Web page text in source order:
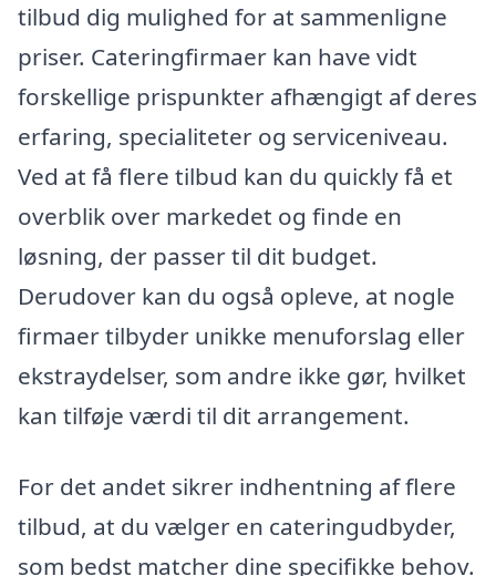
tilbud dig mulighed for at sammenligne
priser. Cateringfirmaer kan have vidt
forskellige prispunkter afhængigt af deres
erfaring, specialiteter og serviceniveau.
Ved at få flere tilbud kan du quickly få et
overblik over markedet og finde en
løsning, der passer til dit budget.
Derudover kan du også opleve, at nogle
firmaer tilbyder unikke menuforslag eller
ekstraydelser, som andre ikke gør, hvilket
kan tilføje værdi til dit arrangement.
For det andet sikrer indhentning af flere
tilbud, at du vælger en cateringudbyder,
som bedst matcher dine specifikke behov.